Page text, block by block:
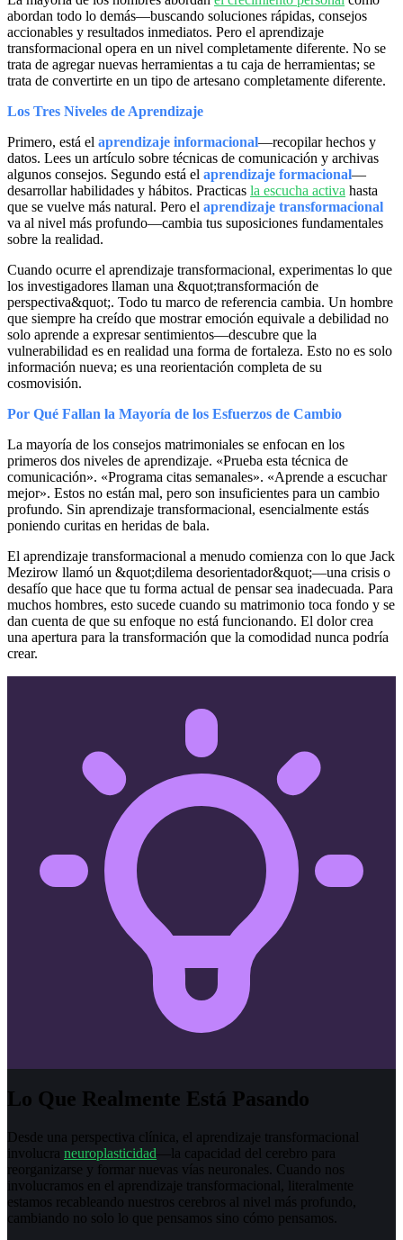
abordan todo lo demás—buscando soluciones rápidas, consejos
accionables y resultados inmediatos. Pero el aprendizaje
transformacional opera en un nivel completamente diferente. No se
trata de agregar nuevas herramientas a tu caja de herramientas; se
trata de convertirte en un tipo de artesano completamente diferente.
Los Tres Niveles de Aprendizaje
Primero, está el aprendizaje informacional—recopilar hechos y
datos. Lees un artículo sobre técnicas de comunicación y archivas
algunos consejos. Segundo está el aprendizaje formacional—
desarrollar habilidades y hábitos. Practicas la escucha activa hasta
que se vuelve más natural. Pero el aprendizaje transformacional
va al nivel más profundo—cambia tus suposiciones fundamentales
sobre la realidad.
Cuando ocurre el aprendizaje transformacional, experimentas lo que
los investigadores llaman una &quot;transformación de
perspectiva&quot;. Todo tu marco de referencia cambia. Un hombre
que siempre ha creído que mostrar emoción equivale a debilidad no
solo aprende a expresar sentimientos—descubre que la
vulnerabilidad es en realidad una forma de fortaleza. Esto no es solo
información nueva; es una reorientación completa de su
cosmovisión.
Por Qué Fallan la Mayoría de los Esfuerzos de Cambio
La mayoría de los consejos matrimoniales se enfocan en los
primeros dos niveles de aprendizaje. «Prueba esta técnica de
comunicación». «Programa citas semanales». «Aprende a escuchar
mejor». Estos no están mal, pero son insuficientes para un cambio
profundo. Sin aprendizaje transformacional, esencialmente estás
poniendo curitas en heridas de bala.
El aprendizaje transformacional a menudo comienza con lo que Jack
Mezirow llamó un &quot;dilema desorientador&quot;—una crisis o
desafío que hace que tu forma actual de pensar sea inadecuada. Para
muchos hombres, esto sucede cuando su matrimonio toca fondo y se
dan cuenta de que su enfoque no está funcionando. El dolor crea
una apertura para la transformación que la comodidad nunca podría
crear.
Lo Que Realmente Está Pasando
Desde una perspectiva clínica, el aprendizaje transformacional
involucra neuroplasticidad—la capacidad del cerebro para
reorganizarse y formar nuevas vías neuronales. Cuando nos
involucramos en el aprendizaje transformacional, literalmente
estamos recableando nuestros cerebros al nivel más profundo,
cambiando no solo lo que pensamos sino cómo pensamos.